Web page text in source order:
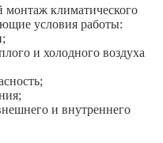
климатического
условия работы:
и холодного воздуха
и внутреннего